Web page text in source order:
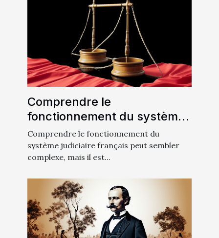
Comprendre le
fonctionnement du système
judiciaire français
Comprendre le fonctionnement du
système judiciaire français peut sembler
complexe, mais il est...